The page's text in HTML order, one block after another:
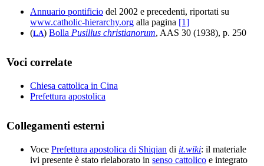
Annuario pontificio del 2002 e precedenti, riportati su
www.catholic-hierarchy.org alla pagina [1]
(LA) Bolla Pusillus christianorum, AAS 30 (1938), p. 250
Voci correlate
Chiesa cattolica in Cina
Prefettura apostolica
Collegamenti esterni
Voce Prefettura apostolica di Shiqian di it.wiki: il materiale
ivi presente è stato rielaborato in senso cattolico e integrato